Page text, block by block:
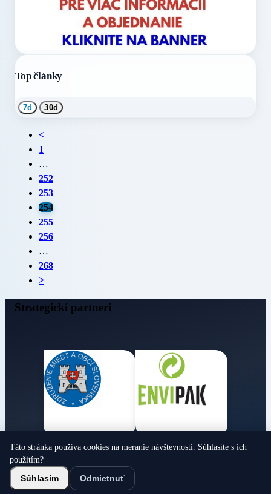
Top články
7d 30d
<
1
…
252
253
254
255
256
…
268
>
Strategickí partneri
Obecné noviny
© 2026 Všetky práva vyhradené
Táto stránka používa cookies na meranie návštevnosti. Súhlasíte s ich
použitím?
Súhlasím Odmietnuť